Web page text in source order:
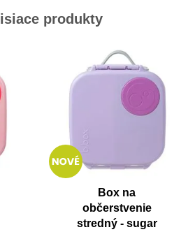
produkty
Box na
občerstvenie
stredný - sugar